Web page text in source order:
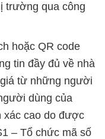
trường qua công
hoặc QR code
tin đầy đủ về nhà
từ những người
dùng của
xác cao do được
– Tổ chức mã số